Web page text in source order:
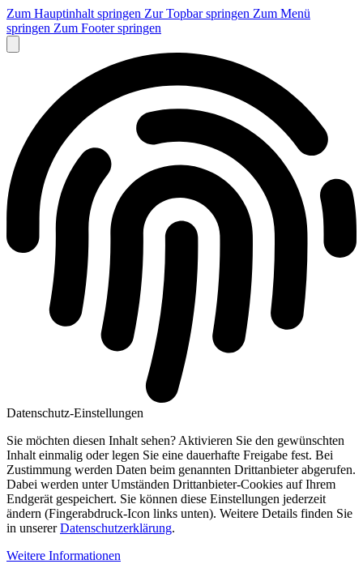
Zum Hauptinhalt springen Zur Topbar springen Zum Menü
springen Zum Footer springen
Datenschutz-Einstellungen
Sie möchten diesen Inhalt sehen? Aktivieren Sie den gewünschten
Inhalt einmalig oder legen Sie eine dauerhafte Freigabe fest. Bei
Zustimmung werden Daten beim genannten Drittanbieter abgerufen.
Dabei werden unter Umständen Drittanbieter-Cookies auf Ihrem
Endgerät gespeichert. Sie können diese Einstellungen jederzeit
ändern (Fingerabdruck-Icon links unten). Weitere Details finden Sie
in unsererDatenschutzerklärung.
Weitere Informationen